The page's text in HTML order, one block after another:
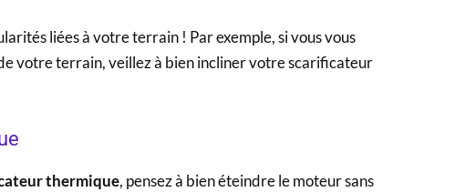
liées à votre terrain ! Par exemple, si vous vous
votre terrain, veillez à bien incliner votre scarificateur
thermique, pensez à bien éteindre le moteur sans